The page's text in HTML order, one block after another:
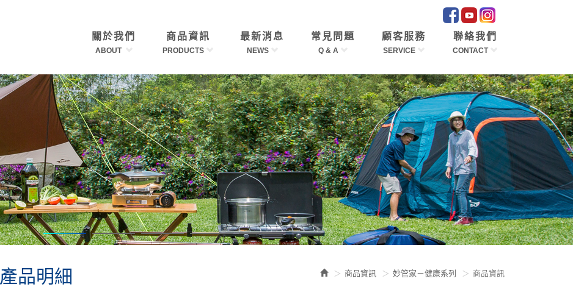
關於我們
ABOUT
商品資訊
PRODUCTS
最新消息
NEWS
常見問題
Q & A
顧客服務
SERVICE
聯絡我們
CONTACT
商品資訊 妙管家－健康系列 商品資訊
產品明細